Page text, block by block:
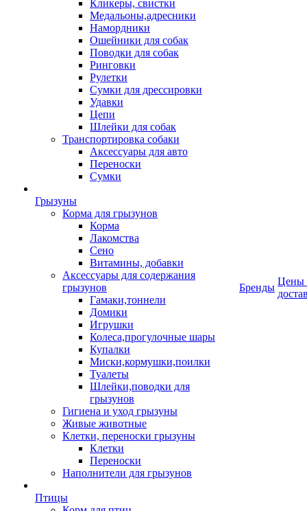
Кликеры, свистки
Медальоны,адресники
Намордники
Ошейники для собак
Поводки для собак
Ринговки
Рулетки
Сумки для дрессировки
Удавки
Цепи
Шлейки для собак
Транспортировка собаки
Аксессуары для авто
Переноски
Сумки
Грызуны
Корма для грызунов
Корма
Лакомства
Сено
Витамины, добавки
Аксессуары для содержания
грызунов
Гамаки,тоннели
Домики
Игрушки
Колеса,прогулочные шары
Купалки
Миски,кормушки,поилки
Туалеты
Шлейки,поводки для
грызунов
Гигиена и уход грызуны
Живые животные
Клетки, переноски грызуны
Клетки
Переноски
Наполнители для грызунов
Птицы
Бренды
Цены